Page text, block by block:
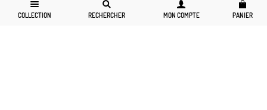
COLLECTION RECHERCHER MON COMPTE PANIER